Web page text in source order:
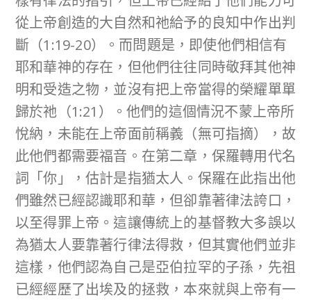
從上帝創造的大自然和祂給予的良知中作出判
斷（1:19-20）。而問題是，即使他們相信有
耶和華神的存在，但他們往往同時敬拜其他神
明和受造之物，並沒有把上帝當得的榮耀單單
歸於祂（1:21）。他們的這個情況不蒙上帝所
悅納，未能在上帝面前稱義（無可指摘），故
此他們都需要福音。在第二章，保羅轉用代名
詞「你」，估計是指猶太人。保羅在此指出他
們雖然已經認識耶和華，但卻靠著律法誇口，
以至得罪上帝。這讓傳統上的基督教大多誤以
為猶太人要靠著行律法得救，但其實他們並非
這樣，他們認為自己是亞伯拉罕的子孫，先祖
已經經歷了出埃及的拯救，本來就與上帝有一